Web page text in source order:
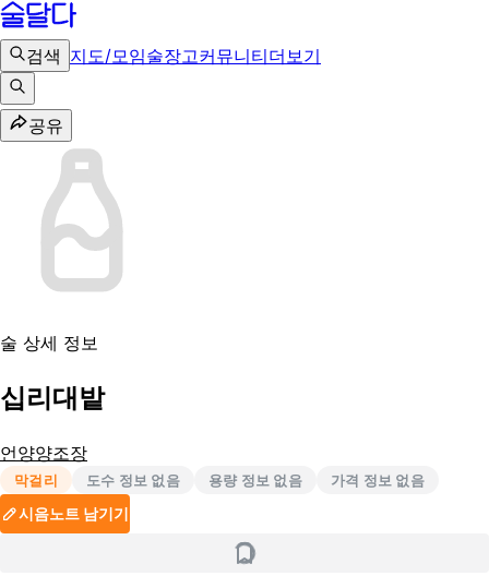
검색 지도/모임술장고커뮤니티더보기
공유
술 상세 정보
십리대밭
언양양조장
막걸리 도수 정보 없음 용량 정보 없음 가격 정보 없음
시음노트 남기기